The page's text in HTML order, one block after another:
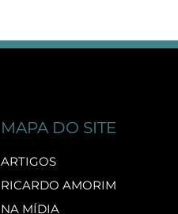
MAPA DO SITE
ARTIGOS
RICARDO AMORIM
NA MÍDIA